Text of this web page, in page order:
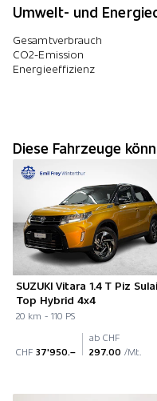
Umwelt- und
Gesamtverbrauch
CO2-Emission
Energieeffizienz
Diese Fahrzeuge
SUZUKI Vitara 1.4 T Piz Sulai
Top Hybrid 4x4
20 km - 110 PS
CHF 37'950.–
ab CHF
297.00 /Mt.